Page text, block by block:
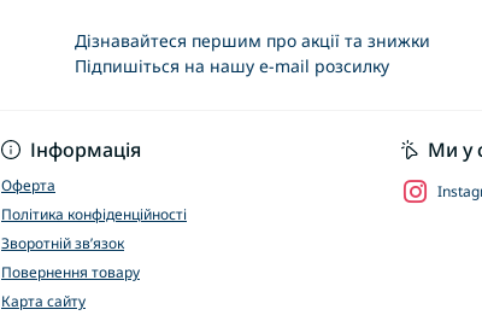
Дізнавайтеся першим про акції та знижки
Підпишіться на нашу e-mail розсилку
Інформація
Оферта
Політика конфіденційності
Зворотній зв’язок
Повернення товару
Карта сайту
Ми у